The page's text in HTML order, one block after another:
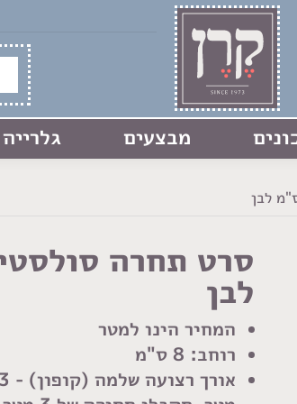
מבצעים גלרייה
לבן
המחיר הינו למטר
רוחב: 8 ס"מ
אורך רצועה שלמה (קופון) - 3 מטר,